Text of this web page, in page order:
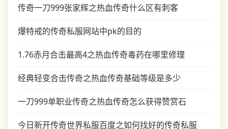
传奇一刀999张家辉之热血传奇什么区有刺客
爆特戒的传奇私服网站中pk的目的
1.76赤月合击最高4之热血传奇毒药在哪里修理
经典轻变合击传奇之热血传奇基础等级是多少
一刀999单职业传奇之热血传奇怎么获得赞赏石
今日新开传奇世界私服百度之如何找好的传奇私服